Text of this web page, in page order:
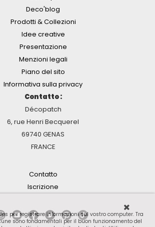
Deco'blog
Prodotti & Collezioni
Idee creative
Presentazione
Menzioni legali
Piano del sito
Informativa sulla privacy
Contatto :
Décopatch
6, rue Henri Becquerel
69740 GENAS
FRANCE
Contatto
Iscrizione
per registrare informazioni sul vostro computer. Tra
sono fondamentali per il buon funzionamento del